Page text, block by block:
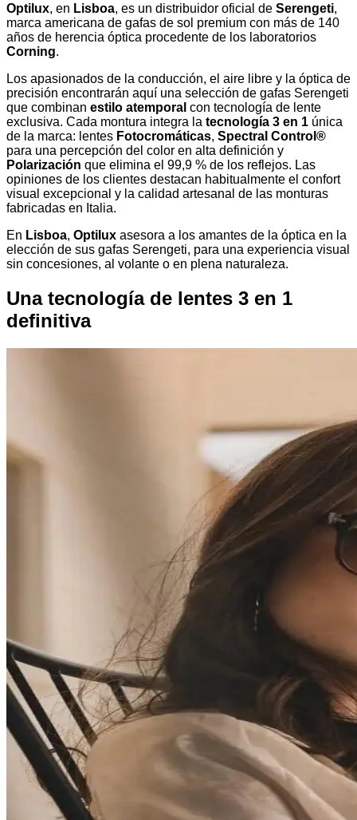
Optilux, en Lisboa, es un distribuidor oficial de Serengeti,
marca americana de gafas de sol premium con más de 140
años de herencia óptica procedente de los laboratorios
Corning.
Los apasionados de la conducción, el aire libre y la óptica de
precisión encontrarán aquí una selección de gafas Serengeti
que combinan estilo atemporal con tecnología de lente
exclusiva. Cada montura integra la tecnología 3 en 1 única
de la marca: lentes Fotocromáticas, Spectral Control®
para una percepción del color en alta definición y
Polarización que elimina el 99,9 % de los reflejos. Las
opiniones de los clientes destacan habitualmente el confort
visual excepcional y la calidad artesanal de las monturas
fabricadas en Italia.
En Lisboa, Optilux asesora a los amantes de la óptica en la
elección de sus gafas Serengeti, para una experiencia visual
sin concesiones, al volante o en plena naturaleza.
Una tecnología de lentes 3 en 1
definitiva